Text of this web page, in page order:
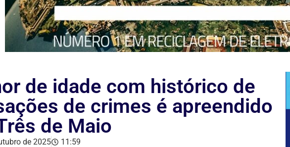
de idade com histórico de
de crimes é apreendido
de Maio
de 2025 11:59